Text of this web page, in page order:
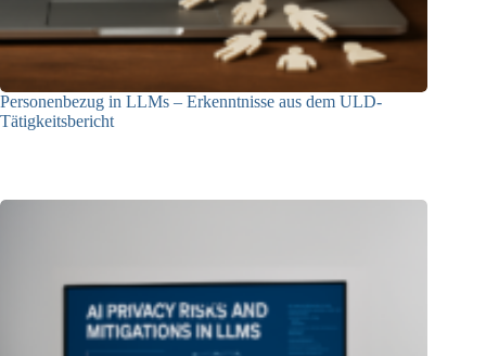
Personenbezug in LLMs – Erkenntnisse aus dem ULD-
Tätigkeitsbericht